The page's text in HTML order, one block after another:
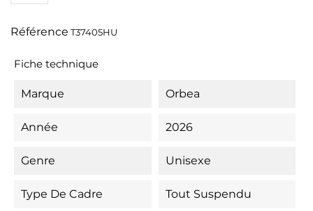
Référence T37405HU
Fiche technique
Marque Orbea
Année 2026
Genre Unisexe
Type De Cadre Tout Suspendu